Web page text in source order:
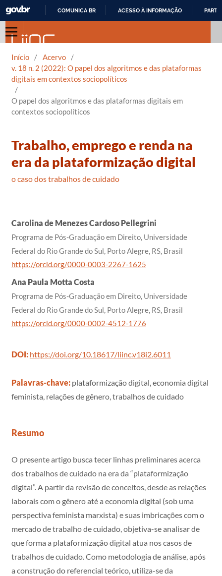
COMUNICA BR ACESSO À INFORMAÇÃO
Início / Acervo
/
v. 18 n. 2 (2022): O papel dos algoritmos e das plataformas
digitais em contextos sociopolíticos
/
O papel dos algoritmos e das plataformas digitais em
contextos sociopolíticos
Trabalho, emprego e renda na
era da plataformização digital
o caso dos trabalhos de cuidado
Carolina de Menezes Cardoso Pellegrini
Programa de Pós-Graduação em Direito, Universidade
Federal do Rio Grande do Sul, Porto Alegre, RS, Brasil
https://orcid.org/0000-0003-2267-1625
Ana Paula Motta Costa
Programa de Pós-Graduação em Direito, Universidade
Federal do Rio Grande do Sul, Porto Alegre, RS, Brasil
https://orcid.org/0000-0002-4512-1776
DOI: https://doi.org/10.18617/liinc.v18i2.6011
Palavras-chave: plataformização digital, economia digital
feminista, relações de gênero, trabalhos de cuidado
Resumo
O presente artigo busca tecer linhas preliminares acerca
dos trabalhos de cuidado na era da “plataformização
digital”. A partir da revisão de conceitos, desde as relações
laborais com o gênero até a economia digital (sob uma
perspectiva feminista marxista) e suas imbricações com o
mercado de trabalho de cuidado, objetiva-se analisar de
que forma a plataformização digital atua nos casos de
trabalhos de cuidado. Como metodologia de análise, após
a construção do referencial teórico, utiliza-se da